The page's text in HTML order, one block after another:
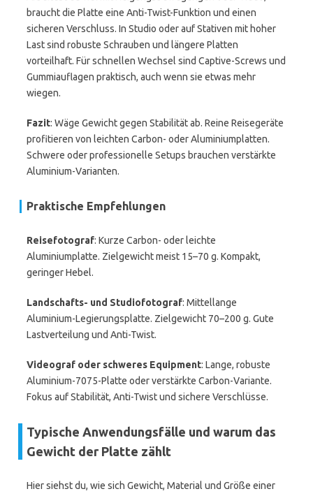
braucht die Platte eine Anti-Twist-Funktion und einen
sicheren Verschluss. In Studio oder auf Stativen mit hoher
Last sind robuste Schrauben und längere Platten
vorteilhaft. Für schnellen Wechsel sind Captive-Screws und
Gummiauflagen praktisch, auch wenn sie etwas mehr
wiegen.
Fazit: Wäge Gewicht gegen Stabilität ab. Reine Reisegeräte
profitieren von leichten Carbon- oder Aluminiumplatten.
Schwere oder professionelle Setups brauchen verstärkte
Aluminium-Varianten.
Praktische Empfehlungen
Reisefotograf: Kurze Carbon- oder leichte
Aluminiumplatte. Zielgewicht meist 15–70 g. Kompakt,
geringer Hebel.
Landschafts- und Studiofotograf: Mittellange
Aluminium-Legierungsplatte. Zielgewicht 70–200 g. Gute
Lastverteilung und Anti-Twist.
Videograf oder schweres Equipment: Lange, robuste
Aluminium-7075-Platte oder verstärkte Carbon-Variante.
Fokus auf Stabilität, Anti-Twist und sichere Verschlüsse.
Typische Anwendungsfälle und warum das
Gewicht der Platte zählt
Hier siehst du, wie sich Gewicht, Material und Größe einer